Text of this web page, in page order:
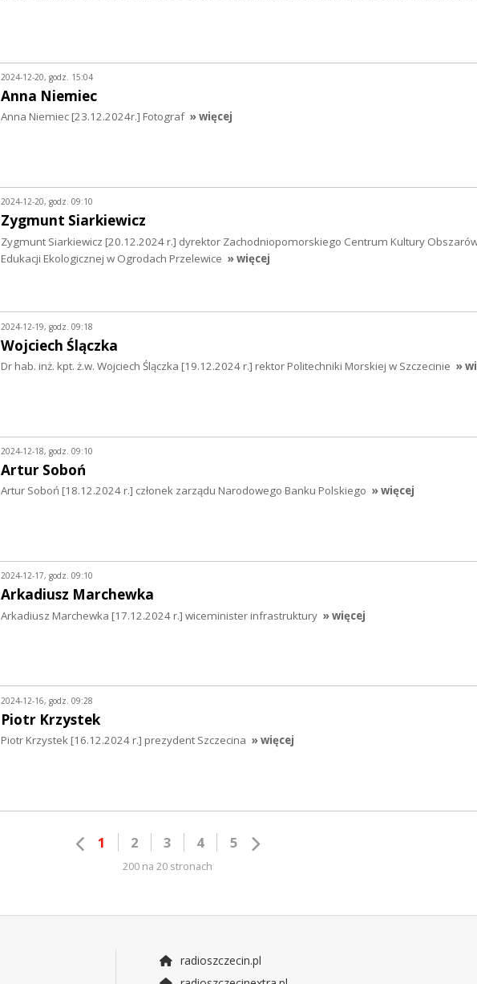
2024-12-20, godz. 15:04
Anna Niemiec
Anna Niemiec [23.12.2024r.] Fotograf » więcej
2024-12-20, godz. 09:10
Zygmunt Siarkiewicz
Zygmunt Siarkiewicz [20.12.2024 r.] dyrektor Zachodniopomorskiego Centrum Kultury
Edukacji Ekologicznej w Ogrodach Przelewice » więcej
2024-12-19, godz. 09:18
Wojciech Ślączka
Dr hab. inż. kpt. ż.w. Wojciech Ślączka [19.12.2024 r.] rektor Politechniki Morskiej w Szczecinie »
2024-12-18, godz. 09:10
Artur Soboń
Artur Soboń [18.12.2024 r.] członek zarządu Narodowego Banku Polskiego » więcej
2024-12-17, godz. 09:10
Arkadiusz Marchewka
Arkadiusz Marchewka [17.12.2024 r.] wiceminister infrastruktury » więcej
2024-12-16, godz. 09:28
Piotr Krzystek
Piotr Krzystek [16.12.2024 r.] prezydent Szczecina » więcej
1 2 3 4 5
200 na 20 stronach
radioszczecin.pl